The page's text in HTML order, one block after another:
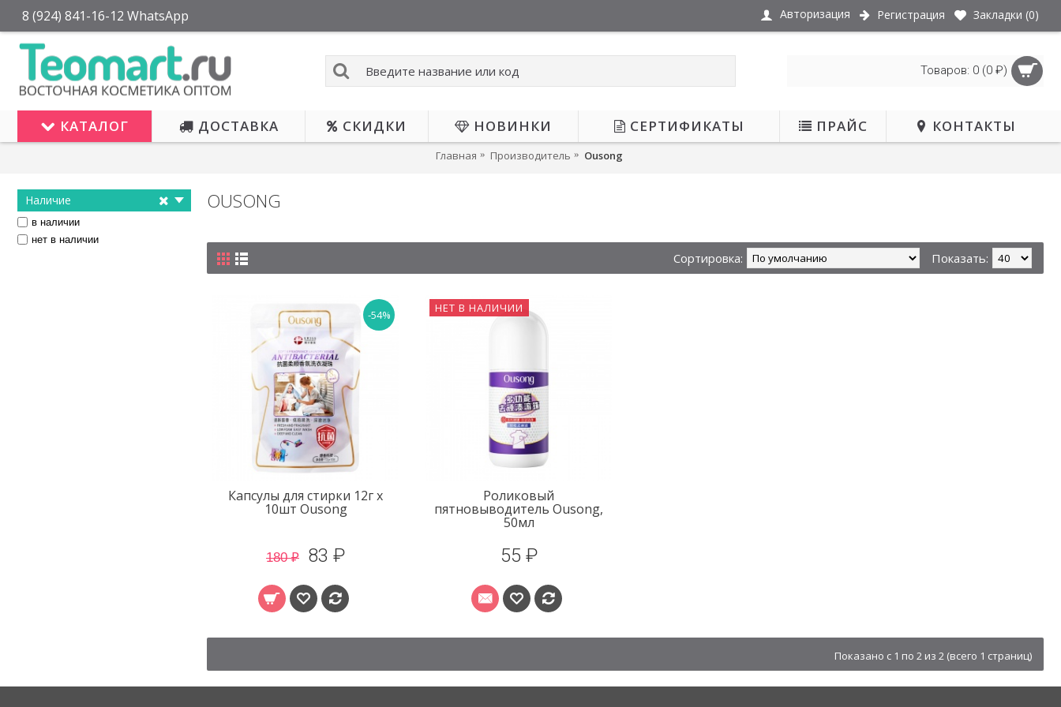
8 (924) 841-16-12 WhatsApp Авторизация Регистрация Закладки (0)
Товаров: 0 (0 ₽)
КАТАЛОГ ДОСТАВКА СКИДКИ НОВИНКИ СЕРТИФИКАТЫ ПРАЙС КОНТАКТЫ
Главная Производитель Ousong
Наличие
в наличии
нет в наличии
OUSONG
Показать:
Сортировка:
-54%
Капсулы для стирки 12г х
10шт Ousong
180 ₽ 83 ₽
НЕТ В НАЛИЧИИ
Роликовый
пятновыводитель Ousong,
50мл
55 ₽
Показано с 1 по 2 из 2 (всего 1 страниц)